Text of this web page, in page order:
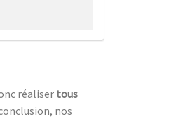
réaliser tous
nos